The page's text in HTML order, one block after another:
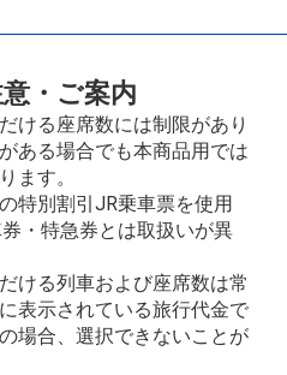
・ご案内
ける座席数には制限があり
ある場合でも本商品用では
ます。
特別割引JR乗車票を使用
・特急券とは取扱いが異
ける列車および座席数は常
表示されている旅行代金で
場合、選択できないことが